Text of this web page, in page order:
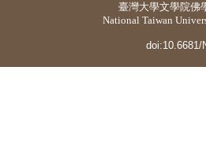
臺灣大學文學院佛
National Taiwan
doi:10.6681/